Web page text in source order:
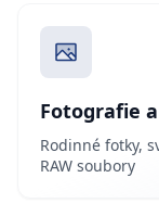
Fotografie
Rodinné fotky,
RAW soubory